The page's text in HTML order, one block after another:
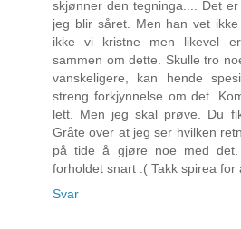
skjønner den tegninga.... Det
jeg blir såret. Men han vet
ikke vi kristne men likevel
sammen om dette. Skulle tro
vanskeligere, kan hende
streng forkjynnelse om det.
lett. Men jeg skal prøve. Du
Gråte over at jeg ser hvilken
på tide å gjøre noe med
forholdet snart :( Takk spirea for
Svar